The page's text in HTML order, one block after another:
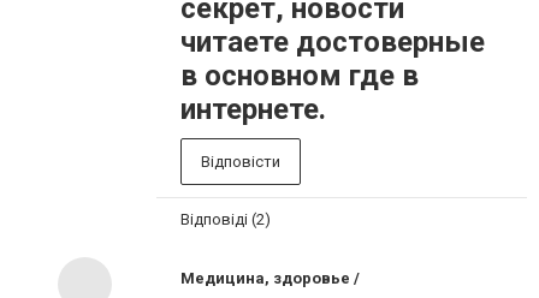
секрет, новости
читаете достоверные
в основном где в
интернете.
Відповісти
Відповіді (2)
Медицина, здоровье /